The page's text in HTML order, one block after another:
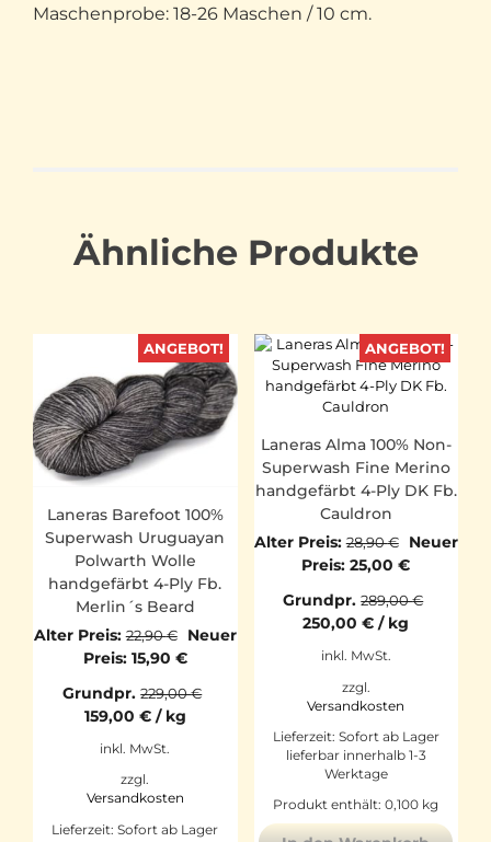
Maschenprobe: 18-26 Maschen / 10 cm.
Ähnliche Produkte
ANGEBOT!
Laneras Barefoot 100%
Superwash Uruguayan
Polwarth Wolle
handgefärbt 4-Ply Fb.
Merlin´s Beard
Alter Preis: 22,90€
Ursprünglicher
Preis
22,90 €
Neuer
Preis: 15,90 €Aktueller
ist:
Grundpr.229,00€
159,00 €/ kg
inkl. MwSt.
zzgl.
Versandkosten
Lieferzeit:Sofort ab Lager
ANGEBOT!
Laneras Alma 100% Non-
Superwash Fine Merino
handgefärbt 4-Ply DK Fb.
Cauldron
Alter Preis: 28,90€
Preis
28,90 €
Neuer
Preis: 25,00€Aktueller
ist:
Grundpr.289,00€
250,00€ / kg
inkl. MwSt.
zzgl.
Versandkosten
Lieferzeit: Sofort ab Lager
lieferbar innerhalb 1-3
Werktage
Produkt enthält: 0,100 kg